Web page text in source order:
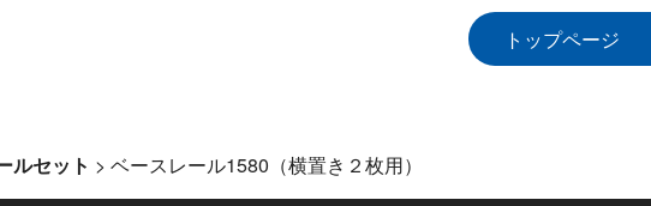
トップページ
ルセット > ベースレール1580（横置き２枚用）